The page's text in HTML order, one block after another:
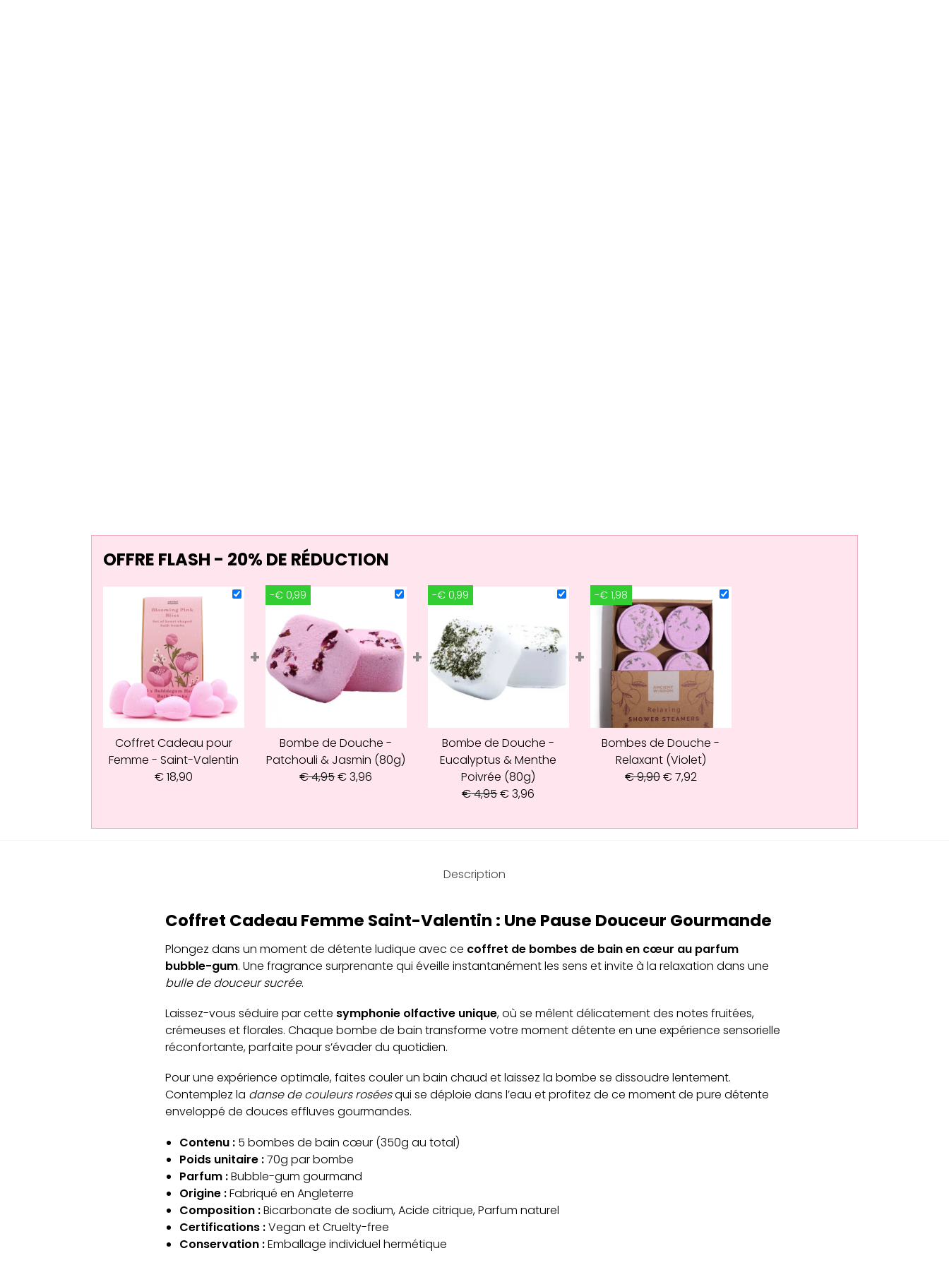
OFFRE FLASH - 20% DE RÉDUCTION
Coffret Cadeau pour
Femme - Saint-Valentin
€18,90
+
-€ 0,99
Bombe de Douche -
Patchouli & Jasmin (80g)
€4,95€3,96
+
-€ 0,99
Bombe de Douche -
Eucalyptus & Menthe
Poivrée (80g)
€4,95€3,96
+
-€ 1,98
Bombes de Douche -
Relaxant (Violet)
€9,90€7,92
Description
Coffret Cadeau Femme Saint-Valentin : Une Pause Douceur Gourmande
Plongez dans un moment de détente ludique avec ce coffret de bombes de bain en cœur au parfum
bubble-gum. Une fragrance surprenante qui éveille instantanément les sens et invite à la relaxation dans une
bulle de douceur sucrée.
Laissez-vous séduire par cette symphonie olfactive unique, où se mêlent délicatement des notes fruitées,
crémeuses et florales. Chaque bombe de bain transforme votre moment détente en une expérience sensorielle
réconfortante, parfaite pour s’évader du quotidien.
Pour une expérience optimale, faites couler un bain chaud et laissez la bombe se dissoudre lentement.
Contemplez la danse de couleurs roséesqui se déploie dans l’eau et profitez de ce moment de pure détente
enveloppé de douces effluves gourmandes.
Contenu :5 bombes de bain cœur (350g au total)
Poids unitaire :70g par bombe
Parfum :Bubble-gum gourmand
Origine :Fabriqué en Angleterre
Composition :Bicarbonate de sodium, Acide citrique, Parfum naturel
Certifications :Vegan et Cruelty-free
Conservation :Emballage individuel hermétique